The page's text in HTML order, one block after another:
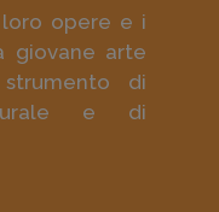
opere e i
giovane arte
di
e di